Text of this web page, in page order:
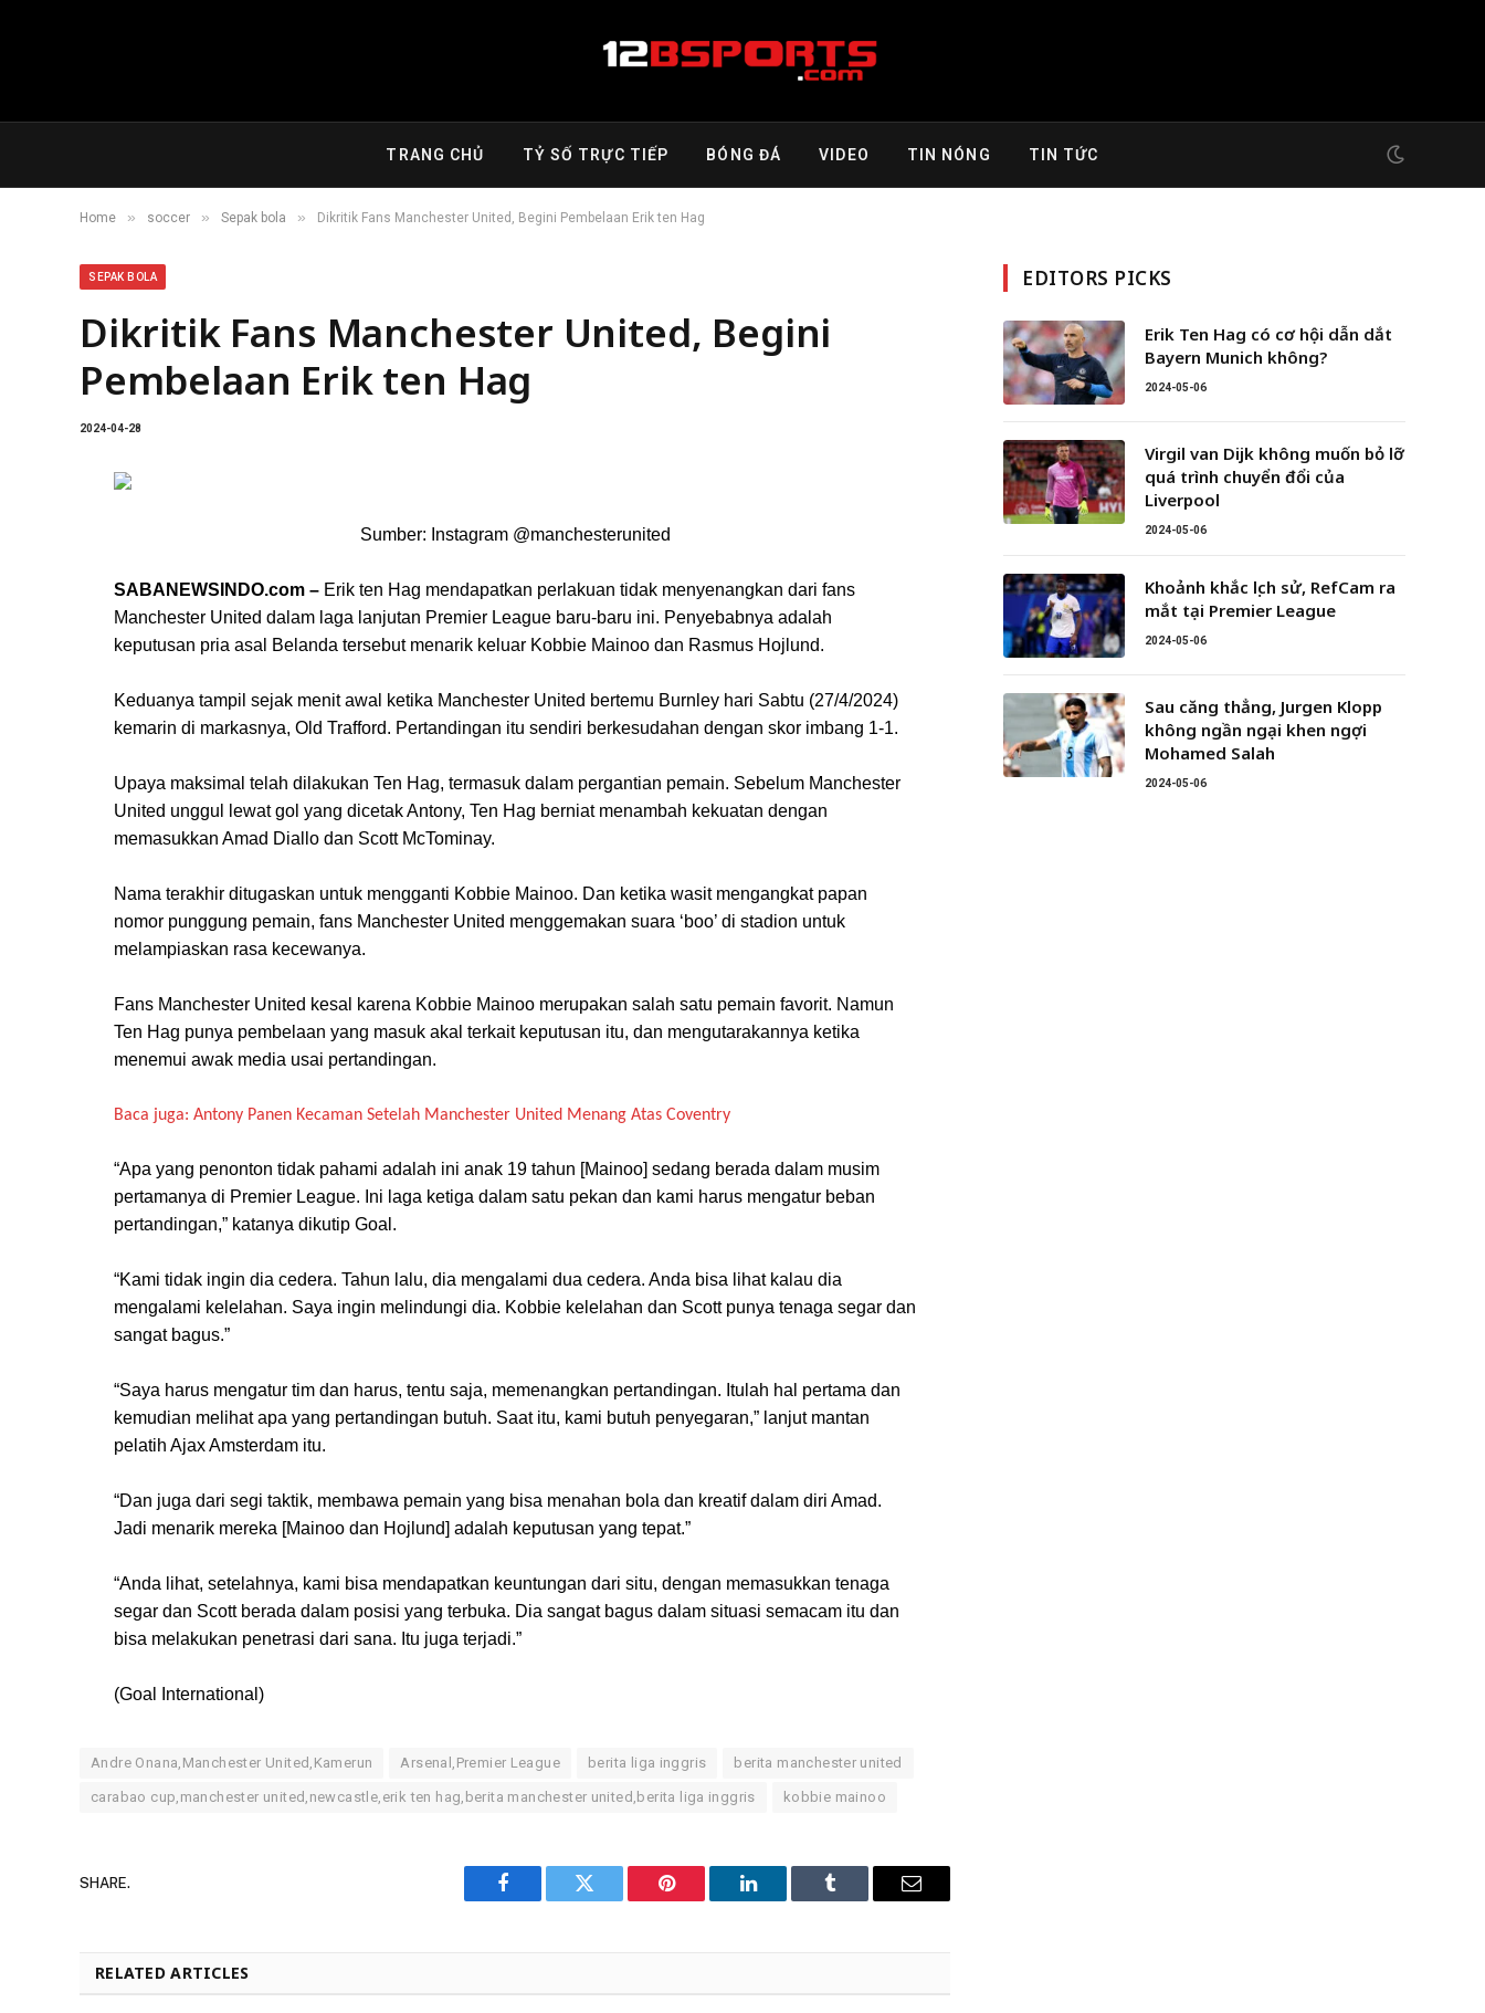
TRANG CHỦ TỶ SỐ TRỰC TIẾP BÓNG ĐÁ VIDEO TIN NÓNG TIN TỨC
Home » soccer » Sepak bola » Dikritik Fans Manchester United, Begini Pembelaan Erik ten Hag
SEPAK BOLA
Dikritik Fans Manchester United, Begini
Pembelaan Erik ten Hag
2024-04-28
Sumber: Instagram @manchesterunited
SABANEWSINDO.com – Erik ten Hag mendapatkan perlakuan tidak menyenangkan dari fans
Manchester United dalam laga lanjutan Premier League baru-baru ini. Penyebabnya adalah
keputusan pria asal Belanda tersebut menarik keluar Kobbie Mainoo dan Rasmus Hojlund.
Keduanya tampil sejak menit awal ketika Manchester United bertemu Burnley hari Sabtu (27/4/2024)
kemarin di markasnya, Old Trafford. Pertandingan itu sendiri berkesudahan dengan skor imbang 1-1.
Upaya maksimal telah dilakukan Ten Hag, termasuk dalam pergantian pemain. Sebelum Manchester
United unggul lewat gol yang dicetak Antony, Ten Hag berniat menambah kekuatan dengan
memasukkan Amad Diallo dan Scott McTominay.
Nama terakhir ditugaskan untuk mengganti Kobbie Mainoo. Dan ketika wasit mengangkat papan
nomor punggung pemain, fans Manchester United menggemakan suara ‘boo’ di stadion untuk
melampiaskan rasa kecewanya.
Fans Manchester United kesal karena Kobbie Mainoo merupakan salah satu pemain favorit. Namun
Ten Hag punya pembelaan yang masuk akal terkait keputusan itu, dan mengutarakannya ketika
menemui awak media usai pertandingan.
Baca juga: Antony Panen Kecaman Setelah Manchester United Menang Atas Coventry
“Apa yang penonton tidak pahami adalah ini anak 19 tahun [Mainoo] sedang berada dalam musim
pertamanya di Premier League. Ini laga ketiga dalam satu pekan dan kami harus mengatur beban
pertandingan,” katanya dikutip Goal.
“Kami tidak ingin dia cedera. Tahun lalu, dia mengalami dua cedera. Anda bisa lihat kalau dia
mengalami kelelahan. Saya ingin melindungi dia. Kobbie kelelahan dan Scott punya tenaga segar dan
sangat bagus.”
“Saya harus mengatur tim dan harus, tentu saja, memenangkan pertandingan. Itulah hal pertama dan
kemudian melihat apa yang pertandingan butuh. Saat itu, kami butuh penyegaran,” lanjut mantan
pelatih Ajax Amsterdam itu.
“Dan juga dari segi taktik, membawa pemain yang bisa menahan bola dan kreatif dalam diri Amad.
Jadi menarik mereka [Mainoo dan Hojlund] adalah keputusan yang tepat.”
“Anda lihat, setelahnya, kami bisa mendapatkan keuntungan dari situ, dengan memasukkan tenaga
segar dan Scott berada dalam posisi yang terbuka. Dia sangat bagus dalam situasi semacam itu dan
bisa melakukan penetrasi dari sana. Itu juga terjadi.”
(Goal International)
Andre Onana,Manchester United,Kamerun Arsenal,Premier League berita liga inggris berita manchester united
carabao cup,manchester united,newcastle,erik ten hag,berita manchester united,berita liga inggris kobbie mainoo
SHARE.
Facebook Twitter Pinterest LinkedIn Tumblr Email
RELATED ARTICLES
EDITORS PICKS
Erik Ten Hag có cơ hội dẫn dắt
Bayern Munich không?
2024-05-06
Virgil van Dijk không muốn bỏ lỡ
quá trình chuyển đổi của
Liverpool
2024-05-06
Khoảnh khắc lịch sử, RefCam ra
mắt tại Premier League
2024-05-06
Sau căng thẳng, Jurgen Klopp
không ngần ngại khen ngợi
Mohamed Salah
2024-05-06